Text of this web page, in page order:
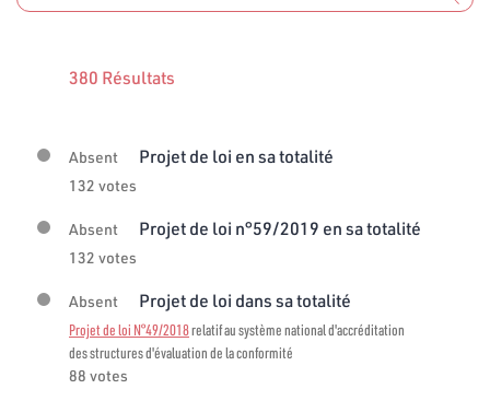
380 Résultats
Absent Projet de loi en sa totalité
132 votes
Absent Projet de loi n°59/2019 en sa totalité
132 votes
Absent Projet de loi dans sa totalité
Projet de loi N°49/2018relatif au système national d'accréditation
des structures d'évaluation de la conformité
88 votes